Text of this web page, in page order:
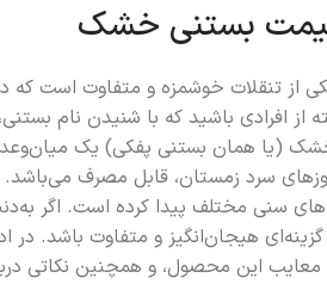
بستنی خشک
تنقلات خوشمزه و متفاوت است که
از افرادی باشید که با شنیدن نام
(یا همان بستنی پفکی) یک
سرد زمستان، قابل مصرف می‌باشد.
سنی مختلف پیدا کرده است. اگر
هیجان‌انگیز و متفاوت باشد. در
و معایب این محصول، و همچنین نکاتی